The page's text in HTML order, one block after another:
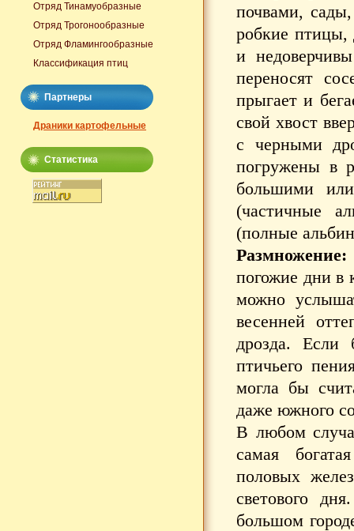
почвами,
робкие птицы,
и
переносят
прыгает и
свой хвост
с черными
погружены в
большими
(частичные
(полные
Размножение:
погожие дни в
можно
весенней
дрозда. Если
птичьего
могла бы
даже южного
В любом
самая
половых
светового
большом
Отряд Тинамуобразные
Отряд Трогонообразные
Отряд Фламингообразные
Классификация птиц
Партнеры
Драники картофельные
Статистика